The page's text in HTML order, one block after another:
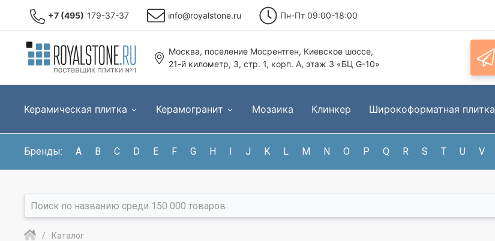
+7 (495) 179-37-37 info@royalstone.ru Пн-Пт 09:00-18:00
Москва, поселение Мосрентген, Киевское шоссе,
21-й километр, 3, стр. 1, корп. А, этаж 3 «БЦ G-10»
Керамическая плитка Керамогранит Мозаика Клинкер Широкоформатная плитка
Бренды: A B C D E F G H I J K L M N O P Q R S T U V
Каталог